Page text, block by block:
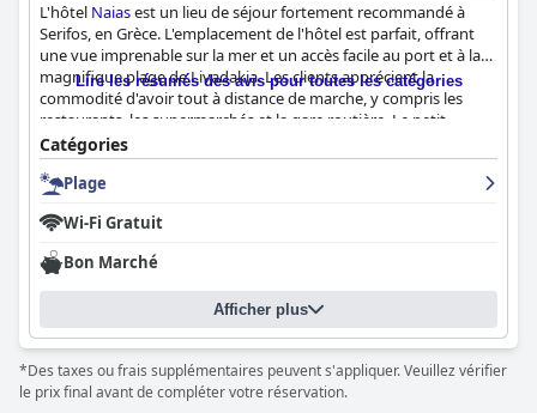
L'hôtel Naiasest un lieu de séjour fortement recommandé à
Serifos, en Grèce. L'emplacement de l'hôtel est parfait, offrant
une vue imprenable sur la mer et un accès facile au port et à la
magnifique plage de Livadakia. Les clients apprécient la
commodité d'avoir tout à distance de marche, y compris les
restaurants, les supermarchés et la gare routière. Le petit
déjeuner est excellent avec une variété d'options traditionnelles
disponibles et le personnel est accueillant et amical. Les
chambres sont abordables, impeccables et équipées de toutes
mentionnent qu'elles sont petites et pourraient être rafraîchies.
Les niveaux de propreté exceptionnels de l'hôtel ont été salués
et le personnel est très apprécié pour son serviabilité et son
professionnalisme. Les lits sont confortables, bien que certains
clients mentionnent qu'ils sont grinçants. Dans l'ensemble,
l'hôtelNaiasest un excellent choix pour un séjour relaxant et
agréable à Serifos.
Lire les résumés des avis pour toutes les catégories
Catégories
Plage
Wi-Fi Gratuit
Bon Marché
Afficher plus
*Des taxes ou frais supplémentaires peuvent s'appliquer. Veuillez vérifier
le prix final avant de compléter votre réservation.